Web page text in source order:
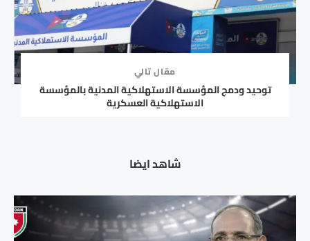
مقال تالي
توحيد ودمج المؤسسة الاستهلاكية المدنية بالمؤسسة
الاستهلاكية العسكرية
شاهد ايضا